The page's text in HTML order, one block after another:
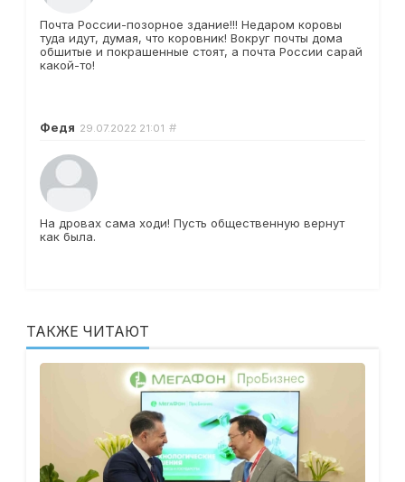
Почта России-позорное здание!!! Недаром коровы
туда идут, думая, что коровник! Вокруг почты дома
обшитые и покрашенные стоят, а почта России сарай
какой-то!
Федя 29.07.2022 21:01 #
На дровах сама ходи! Пусть общественную вернут
как была.
ТАКЖЕ ЧИТАЮТ